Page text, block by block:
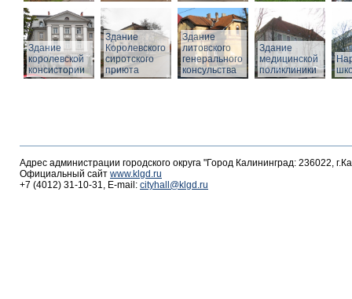
Здание
королевской
консистории
Здание
Королевского
сиротского
приюта
Здание
литовского
генерального
консульства
Здание
медицинской
поликлиники
Адрес администрации городского округа "Город Калининград: 236022,
Официальный сайт www.klgd.ru
+7 (4012) 31-10-31, E-mail: cityhall@klgd.ru